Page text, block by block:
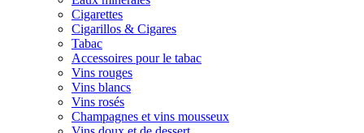
Cigarettes
Cigarillos & Cigares
Tabac
Accessoires pour le tabac
Vins rouges
Vins blancs
Vins rosés
Champagnes et vins mousseux